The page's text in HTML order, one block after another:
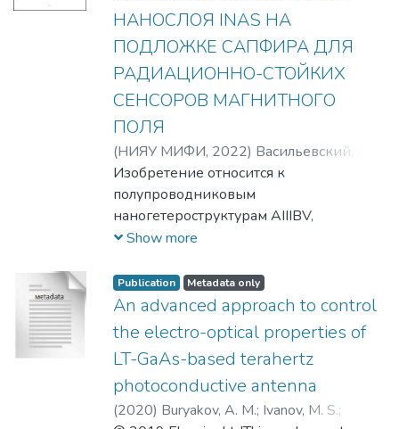
НАНОСЛОЯ INAS НА
ПОДЛОЖКЕ САПФИРА ДЛЯ
РАДИАЦИОННО-СТОЙКИХ
СЕНСОРОВ МАГНИТНОГО
ПОЛЯ
(НИЯУ МИФИ, 2022) Васильевский, И.
С.;Виниченко, А. Н.;Каргин, Н. И.
Клочков, А. Н.;Сафонов, Д. А.
Данил Андреевич;Виниченко,
Александр Николаевич
Николаевич;Васильевский, Иван
Сергеевич
Изобретение относится к
полупроводниковым
наногетероструктурам AIIIBV,
используемым для изготовления
магнитного поля. Технический
результат предлагаемого изобретения
направлен на получение
поликристаллических
высоколегированных нанослоев InAs
высокого кристаллического качества на
сапфировой подложке с низкой
Show more
Publication Metadata only
An advanced approach to control
the electro-optical properties of
LT-GaAs-based terahertz
photoconductive antenna
(2020) Buryakov, A. M.; Ivanov, M. S.;